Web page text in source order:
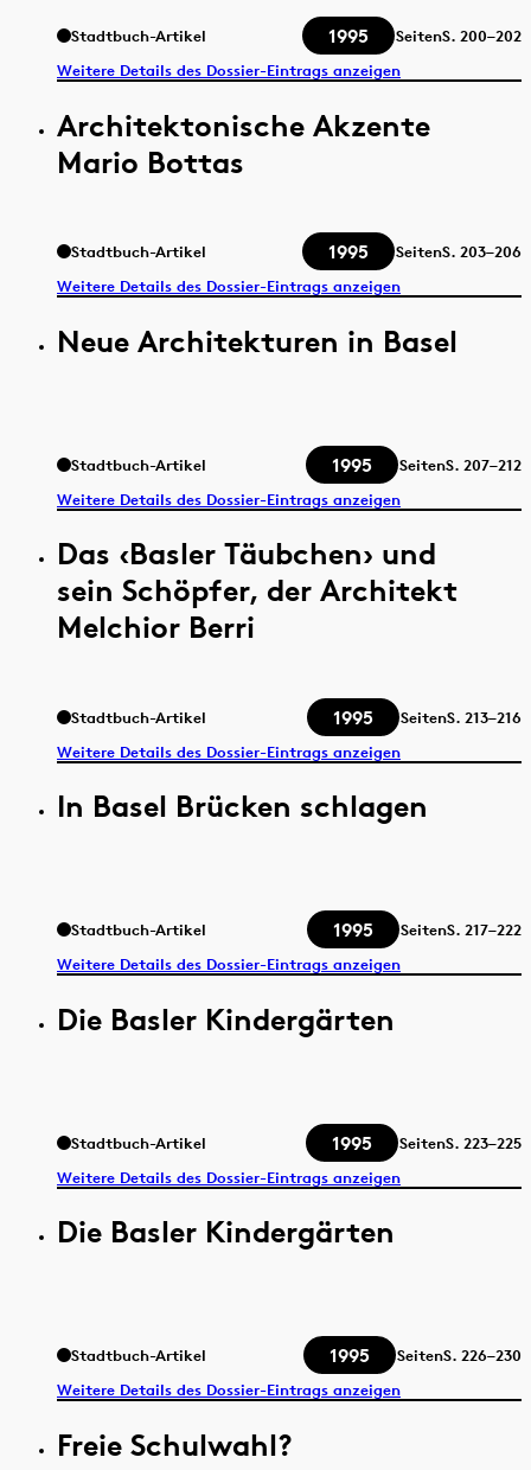
Stadtbuch-Artikel 1995 SeitenS. 200–202
Weitere Details des Dossier-Eintrags anzeigen
Architektonische Akzente
Mario Bottas
Stadtbuch-Artikel 1995 SeitenS. 203–206
Weitere Details des Dossier-Eintrags anzeigen
Neue Architekturen in Basel
Stadtbuch-Artikel 1995 SeitenS. 207–212
Weitere Details des Dossier-Eintrags anzeigen
Das ‹Basler Täubchen› und
sein Schöpfer, der Architekt
Melchior Berri
Stadtbuch-Artikel 1995 SeitenS. 213–216
Weitere Details des Dossier-Eintrags anzeigen
In Basel Brücken schlagen
Stadtbuch-Artikel 1995 SeitenS. 217–222
Weitere Details des Dossier-Eintrags anzeigen
Die Basler Kindergärten
Stadtbuch-Artikel 1995 SeitenS. 223–225
Weitere Details des Dossier-Eintrags anzeigen
Die Basler Kindergärten
Stadtbuch-Artikel 1995 SeitenS. 226–230
Weitere Details des Dossier-Eintrags anzeigen
Freie Schulwahl?